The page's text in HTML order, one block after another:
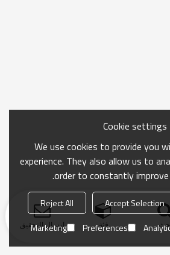
فئة ارسال التحقيق
Cookie settings
We use cookies to provide you
experience. They also allow us to
order to constantly
Accept Selection
Reject All
Preferences
Marketing